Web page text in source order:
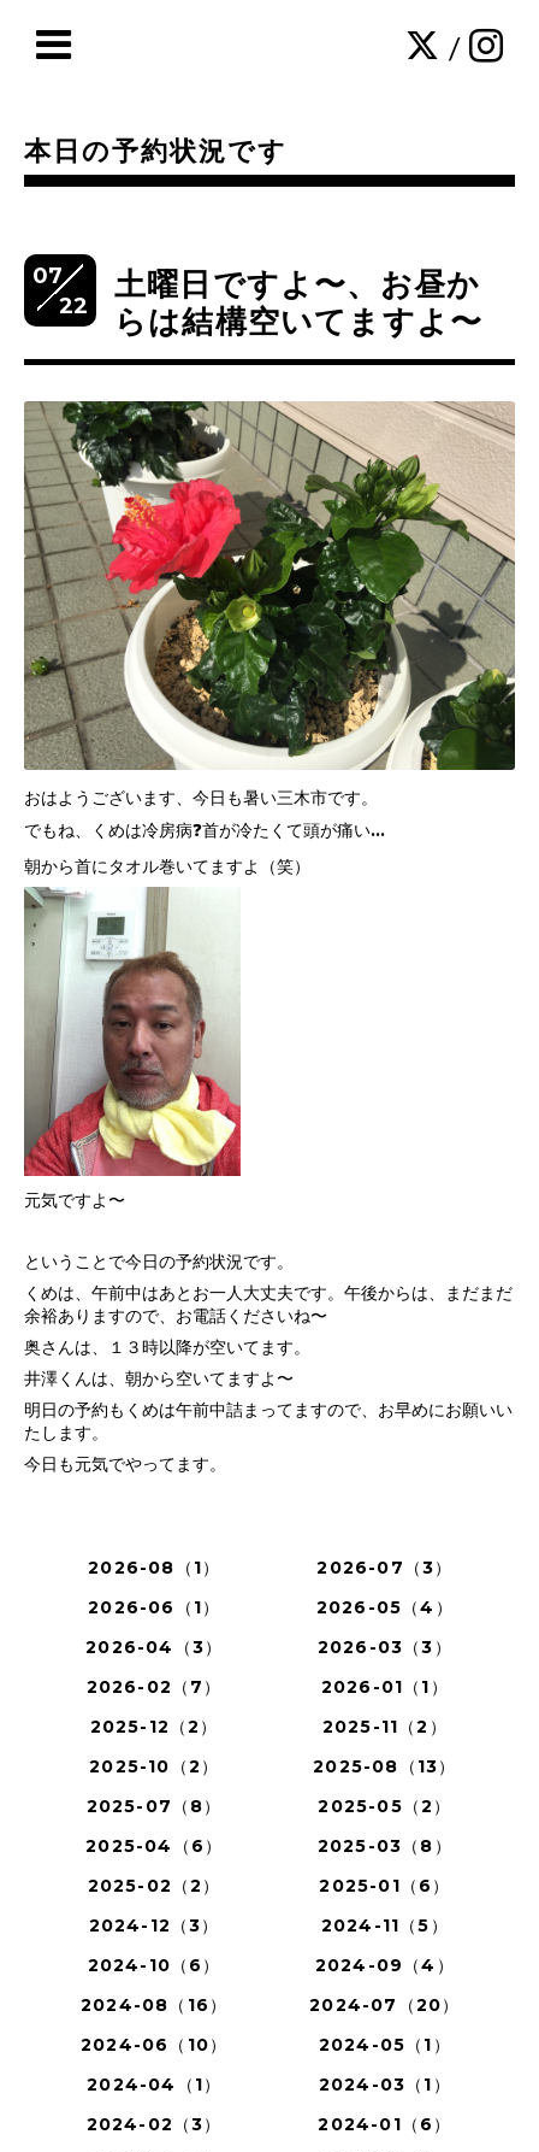
/
本日の予約状況です
07
22
土曜日ですよ〜、お昼か
らは結構空いてますよ〜
おはようございます、今日も暑い三木市です。
でもね、くめは冷房病❓首が冷たくて頭が痛い…
朝から首にタオル巻いてますよ（笑）
元気ですよ〜
ということで今日の予約状況です。
くめは、午前中はあとお一人大丈夫です。午後からは、まだまだ
余裕ありますので、お電話くださいね〜
奥さんは、１３時以降が空いてます。
井澤くんは、朝から空いてますよ〜
明日の予約もくめは午前中詰まってますので、お早めにお願いい
たします。
今日も元気でやってます。
2026-08（1）
2026-07（3）
2026-06（1）
2026-05（4）
2026-04（3）
2026-03（3）
2026-02（7）
2026-01（1）
2025-12（2）
2025-11（2）
2025-10（2）
2025-08（13）
2025-07（8）
2025-05（2）
2025-04（6）
2025-03（8）
2025-02（2）
2025-01（6）
2024-12（3）
2024-11（5）
2024-10（6）
2024-09（4）
2024-08（16）
2024-07（20）
2024-06（10）
2024-05（1）
2024-04（1）
2024-03（1）
2024-02（3）
2024-01（6）